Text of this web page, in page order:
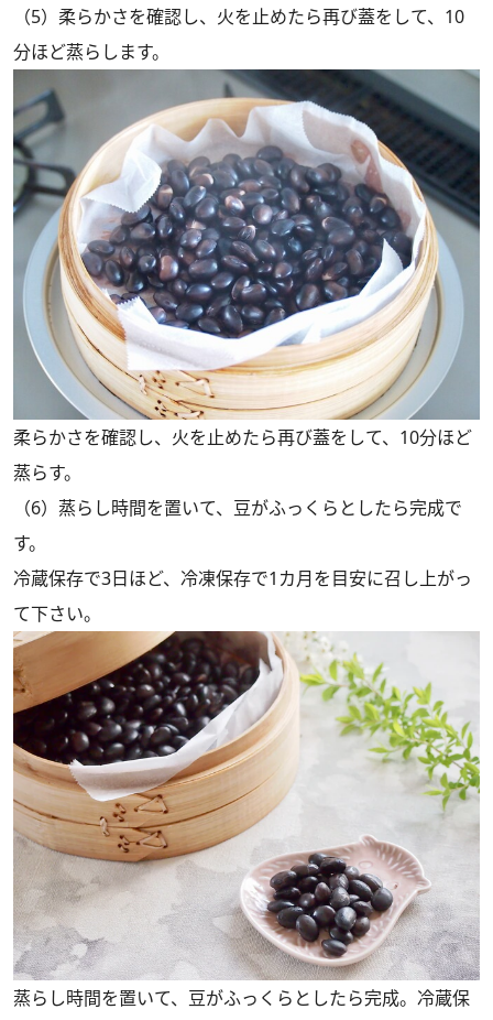
（5）柔らかさを確認し、火を止めたら再び蓋をして、10
分ほど蒸らします。
柔らかさを確認し、火を止めたら再び蓋をして、10分ほど
蒸らす。
（6）蒸らし時間を置いて、豆がふっくらとしたら完成で
す。
冷蔵保存で3日ほど、冷凍保存で1カ月を目安に召し上がっ
て下さい。
蒸らし時間を置いて、豆がふっくらとしたら完成。冷蔵保